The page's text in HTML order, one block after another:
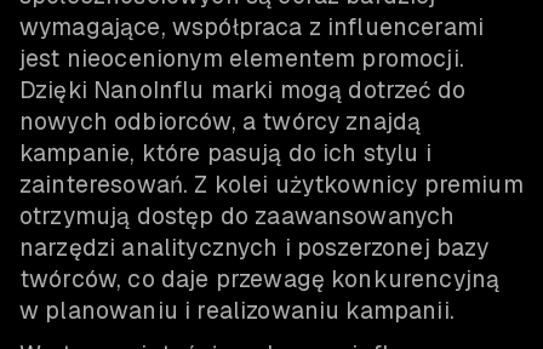
wymagające, współpraca z influencerami
jest nieocenionym elementem promocji.
Dzięki NanoInflu marki mogą dotrzeć do
nowych odbiorców, a twórcy znajdą
kampanie, które pasują do ich stylu i
zainteresowań. Z kolei użytkownicy premium
otrzymują dostęp do zaawansowanych
narzędzi analitycznych i poszerzonej bazy
twórców, co daje przewagę konkurencyjną
w planowaniu i realizowaniu kampanii.